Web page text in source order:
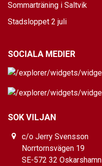
Sommarträning i Saltvik
Stadsloppet 2 juli
SOCIALA MEDIER
SOK VILJAN
c/o Jerry Svensson
Norrtornsvägen 19
SE-572 32 Oskarshamn